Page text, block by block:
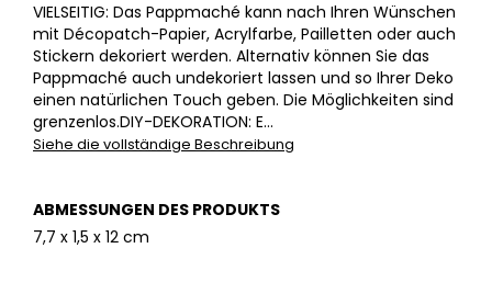
VIELSEITIG: Das Pappmaché kann nach Ihren Wünschen
mit Décopatch-Papier, Acrylfarbe, Pailletten oder auch
Stickern dekoriert werden. Alternativ können Sie das
Pappmaché auch undekoriert lassen und so Ihrer Deko
einen natürlichen Touch geben. Die Möglichkeiten sind
grenzenlos.DIY-DEKORATION: E...
Siehe die vollständige Beschreibung
ABMESSUNGEN DES PRODUKTS
7,7 x 1,5 x 12 cm